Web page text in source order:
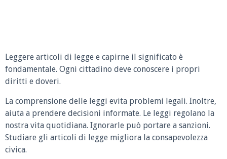
Leggere articoli di legge e capirne il significato è
fondamentale. Ogni cittadino deve conoscere i propri
diritti e doveri.
La comprensione delle leggi evita problemi legali. Inoltre,
aiuta a prendere decisioni informate. Le leggi regolano la
nostra vita quotidiana. Ignorarle può portare a sanzioni.
Studiare gli articoli di legge migliora la consapevolezza
civica.